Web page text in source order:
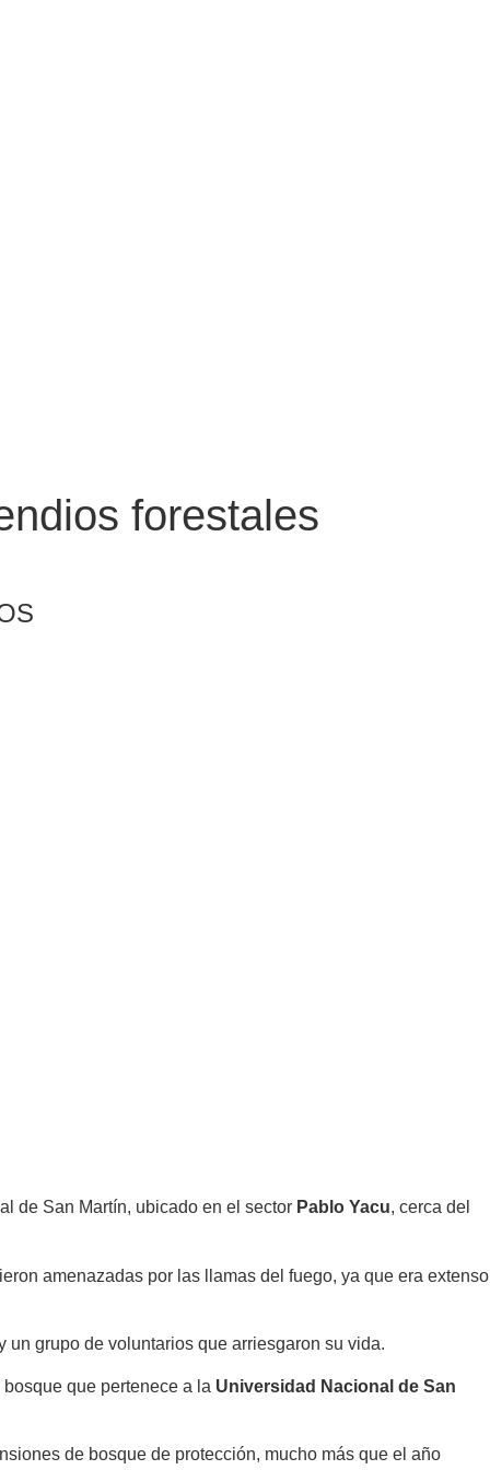
forestales
de San Martín, ubicado en el sector Pablo Yacu, cerca del
amenazadas por las llamas del fuego, ya que era extenso
un grupo de voluntarios que arriesgaron su vida.
que pertenece a la Universidad Nacional de San
de bosque de protección, mucho más que el año